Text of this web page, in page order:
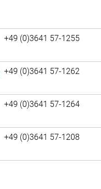
+49 (0)3641 57-1255
+49 (0)3641 57-1262
+49 (0)3641 57-1264
+49 (0)3641 57-1208